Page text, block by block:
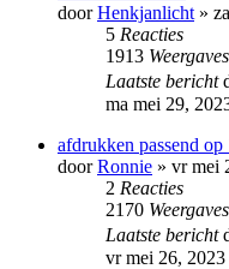
doorHenkjanlicht »
5 Reacties
1913 Weergaves
Laatste bericht
ma mei 29,
afdrukken passend op
doorRonnie » vr mei
2 Reacties
2170 Weergaves
Laatste bericht
vr mei 26,